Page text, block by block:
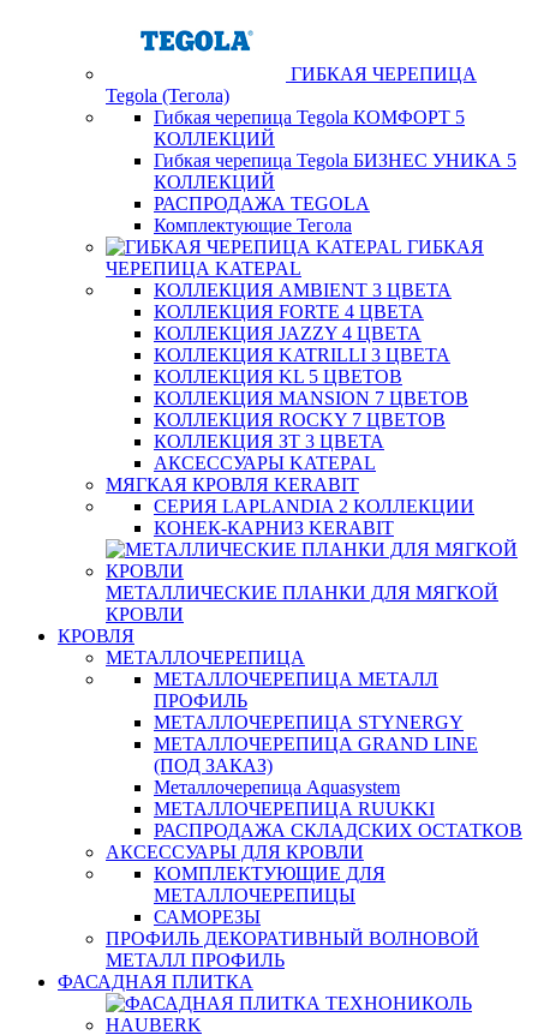
ГИБКАЯ ЧЕРЕПИЦА
Tegola (Тегола)
Гибкая черепица Tegola КОМФОРТ 5
КОЛЛЕКЦИЙ
Гибкая черепица Tegola БИЗНЕС УНИКА 5
КОЛЛЕКЦИЙ
РАСПРОДАЖА TEGOLA
Комплектующие Тегола
ГИБКАЯ
ЧЕРЕПИЦА KATEPAL
КОЛЛЕКЦИЯ AMBIENT 3 ЦВЕТА
КОЛЛЕКЦИЯ FORTE 4 ЦВЕТА
КОЛЛЕКЦИЯ JAZZY 4 ЦВЕТА
КОЛЛЕКЦИЯ KATRILLI 3 ЦВЕТА
КОЛЛЕКЦИЯ KL 5 ЦВЕТОВ
КОЛЛЕКЦИЯ MANSION 7 ЦВЕТОВ
КОЛЛЕКЦИЯ ROCKY 7 ЦВЕТОВ
КОЛЛЕКЦИЯ ЗТ 3 ЦВЕТА
АКСЕССУАРЫ KATEPAL
МЯГКАЯ КРОВЛЯ KERABIT
СЕРИЯ LAPLANDIA 2 КОЛЛЕКЦИИ
КОНЕК-КАРНИЗ KERABIT
МЕТАЛЛИЧЕСКИЕ ПЛАНКИ ДЛЯ МЯГКОЙ
КРОВЛИ
КРОВЛЯ
МЕТАЛЛОЧЕРЕПИЦА
МЕТАЛЛОЧЕРЕПИЦА МЕТАЛЛ
ПРОФИЛЬ
МЕТАЛЛОЧЕРЕПИЦА STYNERGY
МЕТАЛЛОЧЕРЕПИЦА GRAND LINE
(ПОД ЗАКАЗ)
Металлочерепица Aquasystem
МЕТАЛЛОЧЕРЕПИЦА RUUKKI
РАСПРОДАЖА СКЛАДСКИХ ОСТАТКОВ
АКСЕССУАРЫ ДЛЯ КРОВЛИ
КОМПЛЕКТУЮЩИЕ ДЛЯ
МЕТАЛЛОЧЕРЕПИЦЫ
САМОРЕЗЫ
ПРОФИЛЬ ДЕКОРАТИВНЫЙ ВОЛНОВОЙ
МЕТАЛЛ ПРОФИЛЬ
ФАСАДНАЯ ПЛИТКА